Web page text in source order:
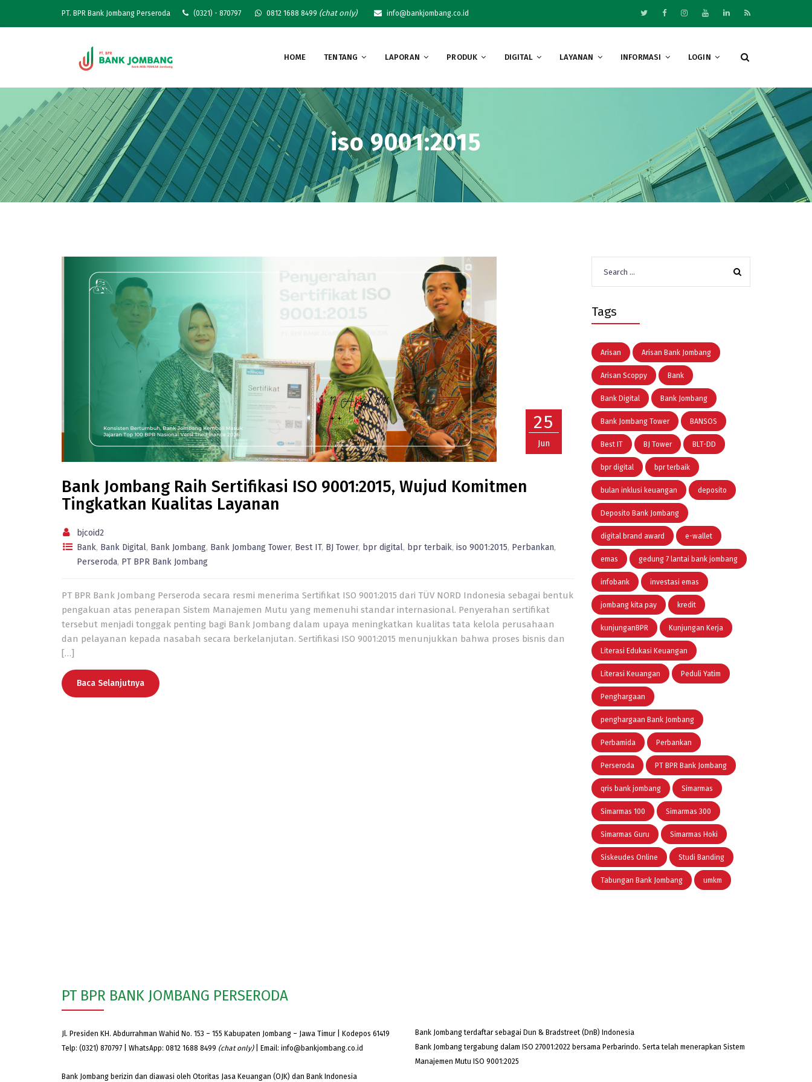
PT. BPR Bank Jombang Perseroda (0321) - 870797 0812 1688 8499 (chat only) info@bankjombang.co.id
HOME TENTANG LAPORAN PRODUK DIGITAL LAYANAN INFORMASI LOGIN
iso 9001:2015
25
Jun
Bank Jombang Raih Sertifikasi ISO 9001:2015, Wujud Komitmen
Tingkatkan Kualitas Layanan
bjcoid2
Bank, Bank Digital, Bank Jombang, Bank Jombang Tower, Best IT, BJ Tower, bpr digital, bpr terbaik, iso 9001:2015, Perbankan,
Perseroda, PT BPR Bank Jombang
PT BPR Bank Jombang Perseroda secara resmi menerima Sertifikat ISO 9001:2015 dari TÜV NORD Indonesia sebagai bentuk
pengakuan atas penerapan Sistem Manajemen Mutu yang memenuhi standar internasional. Penyerahan sertifikat
tersebut menjadi tonggak penting bagi Bank Jombang dalam upaya meningkatkan kualitas tata kelola perusahaan
dan pelayanan kepada nasabah secara berkelanjutan. Sertifikasi ISO 9001:2015 menunjukkan bahwa proses bisnis dan
[…]
Baca Selanjutnya
for:
Tags
Arisan Arisan Bank Jombang
Arisan Scoppy Bank
Bank Digital Bank Jombang
Bank Jombang Tower BANSOS
Best IT BJ Tower BLT-DD
bpr digital bpr terbaik
bulan inklusi keuangan deposito
Deposito Bank Jombang
digital brand award e-wallet
emas gedung 7 lantai bank jombang
infobank investasi emas
jombang kita pay kredit
kunjunganBPR Kunjungan Kerja
Literasi Edukasi Keuangan
Literasi Keuangan Peduli Yatim
Penghargaan
penghargaan Bank Jombang
Perbamida Perbankan
Perseroda PT BPR Bank Jombang
qris bank jombang Simarmas
Simarmas 100 Simarmas 300
Simarmas Guru Simarmas Hoki
Siskeudes Online Studi Banding
Tabungan Bank Jombang umkm
PT BPR BANK JOMBANG PERSERODA
Jl. Presiden KH. Abdurrahman Wahid No. 153 – 155 Kabupaten Jombang – Jawa Timur | Kodepos 61419
Telp: (0321) 870797 | WhatsApp: 0812 1688 8499 (chat only)| Email: info@bankjombang.co.id
Bank Jombang berizin dan diawasi oleh Otoritas Jasa Keuangan (OJK) dan Bank Indonesia
Bank Jombang terdaftar sebagai Dun & Bradstreet (DnB) Indonesia
Bank Jombang tergabung dalam ISO 27001:2022 bersama Perbarindo. Serta telah menerapkan Sistem
Manajemen Mutu ISO 9001:2025